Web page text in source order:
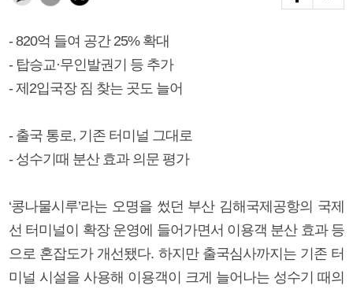
- 820억 들여 공간 25% 확대
- 탑승교·무인발권기 등 추가
- 제2입국장 짐 찾는 곳도 늘어
- 출국 통로, 기존 터미널 그대로
- 성수기때 분산 효과 의문 평가
‘콩나물시루’라는 오명을 썼던 부산 김해국제공항의 국제
선 터미널이 확장 운영에 들어가면서 이용객 분산 효과 등
으로 혼잡도가 개선됐다. 하지만 출국심사까지는 기존 터
미널 시설을 사용해 이용객이 크게 늘어나는 성수기 때의